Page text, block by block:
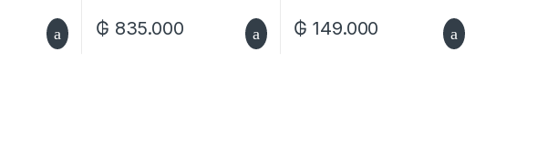
₲ 835.000 ₲ 149.000